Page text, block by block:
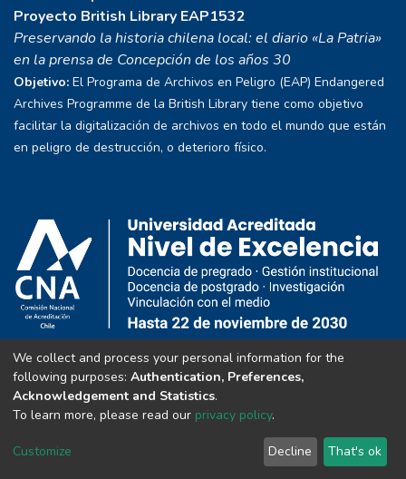
Proyecto British Library EAP1532
Preservando la historia chilena local: el diario «La Patria»
en la prensa de Concepción de los años 30
Objetivo: El Programa de Archivos en Peligro (EAP) Endangered
Archives Programme de la British Library tiene como objetivo
facilitar la digitalización de archivos en todo el mundo que están
en peligro de destrucción, o deterioro físico.
We collect and process your personal information for the
following purposes: Authentication, Preferences,
Acknowledgement and Statistics.
To learn more, please read our privacy policy.
Customize Decline That's ok